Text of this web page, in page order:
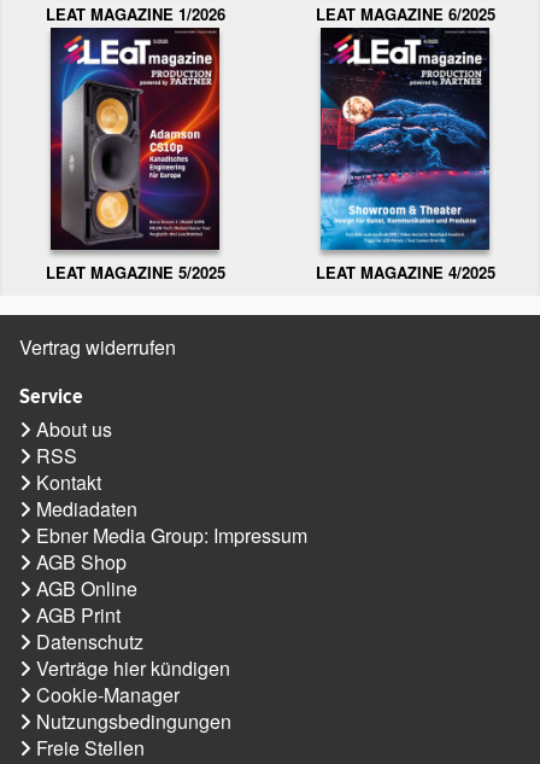
LEAT MAGAZINE 1/2026 LEAT MAGAZINE 6/2025
LEAT MAGAZINE 5/2025 LEAT MAGAZINE 4/2025
Vertrag widerrufen
Service
About us
RSS
Kontakt
Mediadaten
Ebner Media Group: Impressum
AGB Shop
AGB Online
AGB Print
Datenschutz
Verträge hier kündigen
Cookie-Manager
Nutzungsbedingungen
Freie Stellen